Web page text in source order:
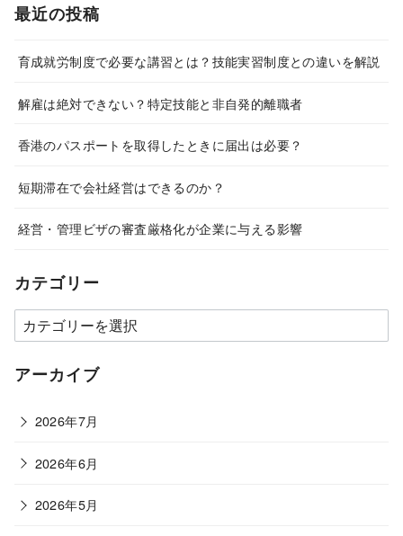
最近の投稿
育成就労制度で必要な講習とは？技能実習制度との違いを解説
解雇は絶対できない？特定技能と非自発的離職者
香港のパスポートを取得したときに届出は必要？
短期滞在で会社経営はできるのか？
経営・管理ビザの審査厳格化が企業に与える影響
カテゴリー
カ
テ
ゴ
ー
アーカイブ
2026年7月
2026年6月
2026年5月